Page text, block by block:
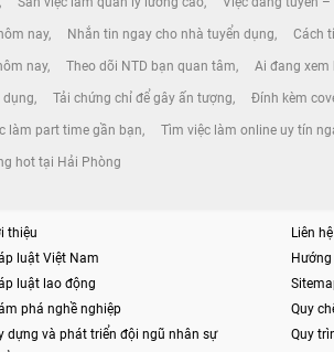
Nhà Đất
nay Nhắn tin ngay cho nhà tuyển dụng Cách
nay Theo dõi NTD bạn quan tâm Ai đang xem
dụng Tải chứng chỉ để gây ấn tượng Đính kèm
làm part time gần bạn Tìm việc làm online uy tín
hot tại Hải Phòng
thiệu
luật Việt Nam
luật lao động
phá nghề nghiệp
dựng và phát triển đội ngũ nhân sự
Liên hệ
Quy
Quy